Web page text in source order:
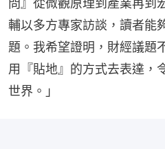
問』從微觀原理到產業再到
輔以多方專家訪談，讀者能
題。我希望證明，財經議題
用『貼地』的方式去表達，
世界。」